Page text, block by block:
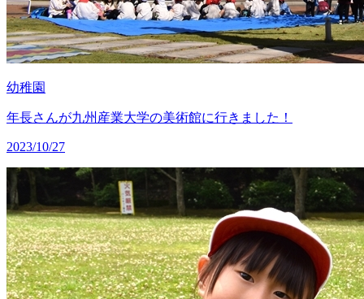
幼稚園
年長さんが九州産業大学の美術館に行きました！
2023/10/27